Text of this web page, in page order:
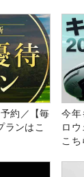
約／【毎
ランはこ
今年
ロ
こち